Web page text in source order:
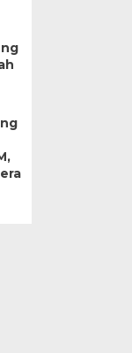
– Industri
hilirisasi terus…